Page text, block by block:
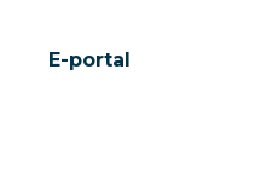
E-portal